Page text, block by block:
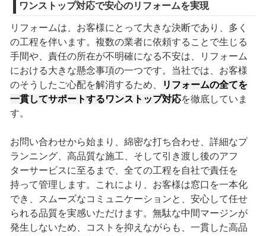
ワンストップ対応で安心のリフォームを実現
リフォームは、お客様にとって大きな決断であり、多く
の工程を伴います。複数の業者に依頼することで生じる
手間や、責任の所在が不明確になる不安は、リフォーム
における大きな懸念事項の一つです。当社では、お客様
のそうしたご心配を解消するため、
リフォームの全てを
一貫してサポートするワンストップ対応を徹底していま
す。
お問い合わせから始まり、綿密な打ち合わせ、詳細なプ
ランニング、高品質な施工、そして引き渡し後のアフ
ターサービスに至るまで、全ての工程を自社で責任を
持って管理します。これにより、お客様は窓口を一本化
でき、スムーズなコミュニケーションと、安心して任せ
られる品質を実感いただけます。無駄な中間マージンが
発生しないため、コストを抑えながらも、一貫した高品